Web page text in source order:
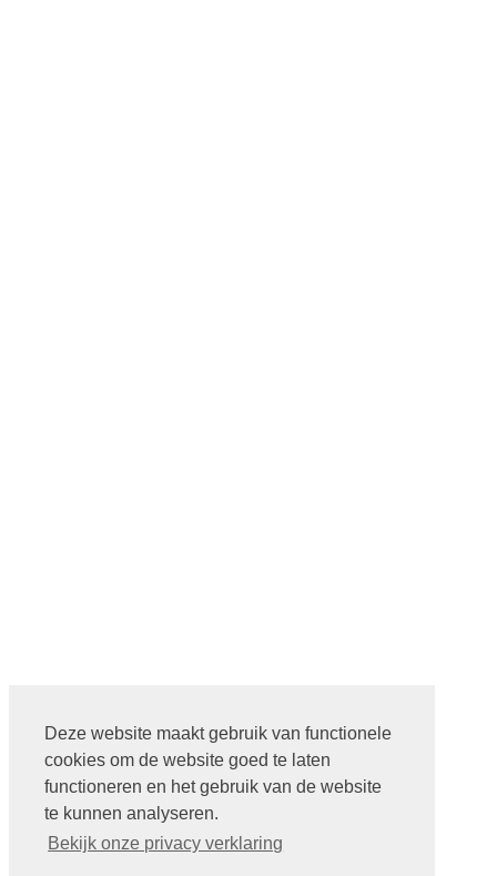
Deze website maakt gebruik van functionele
cookies om de website goed te laten
functioneren en het gebruik van de website
te kunnen analyseren.
Bekijk onze privacy verklaring